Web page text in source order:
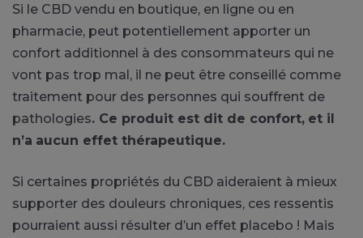
Si le CBD vendu en boutique, en ligne ou en
pharmacie, peut potentiellement apporter un
confort additionnel à des consommateurs qui ne
vont pas trop mal, il ne peut être conseillé comme
traitement pour des personnes qui souffrent de
pathologies. Ce produit est dit de confort, et il
n’a aucun effet thérapeutique.
Si certaines propriétés du CBD aideraient à mieux
supporter des douleurs chroniques, ces ressentis
pourraient aussi résulter d’un effet placebo ! Mais